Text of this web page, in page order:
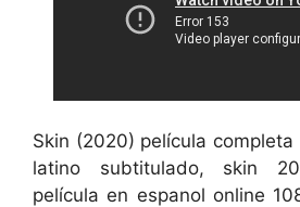
Skin (2020) película
latino subtitulado, skin
película en espanol online